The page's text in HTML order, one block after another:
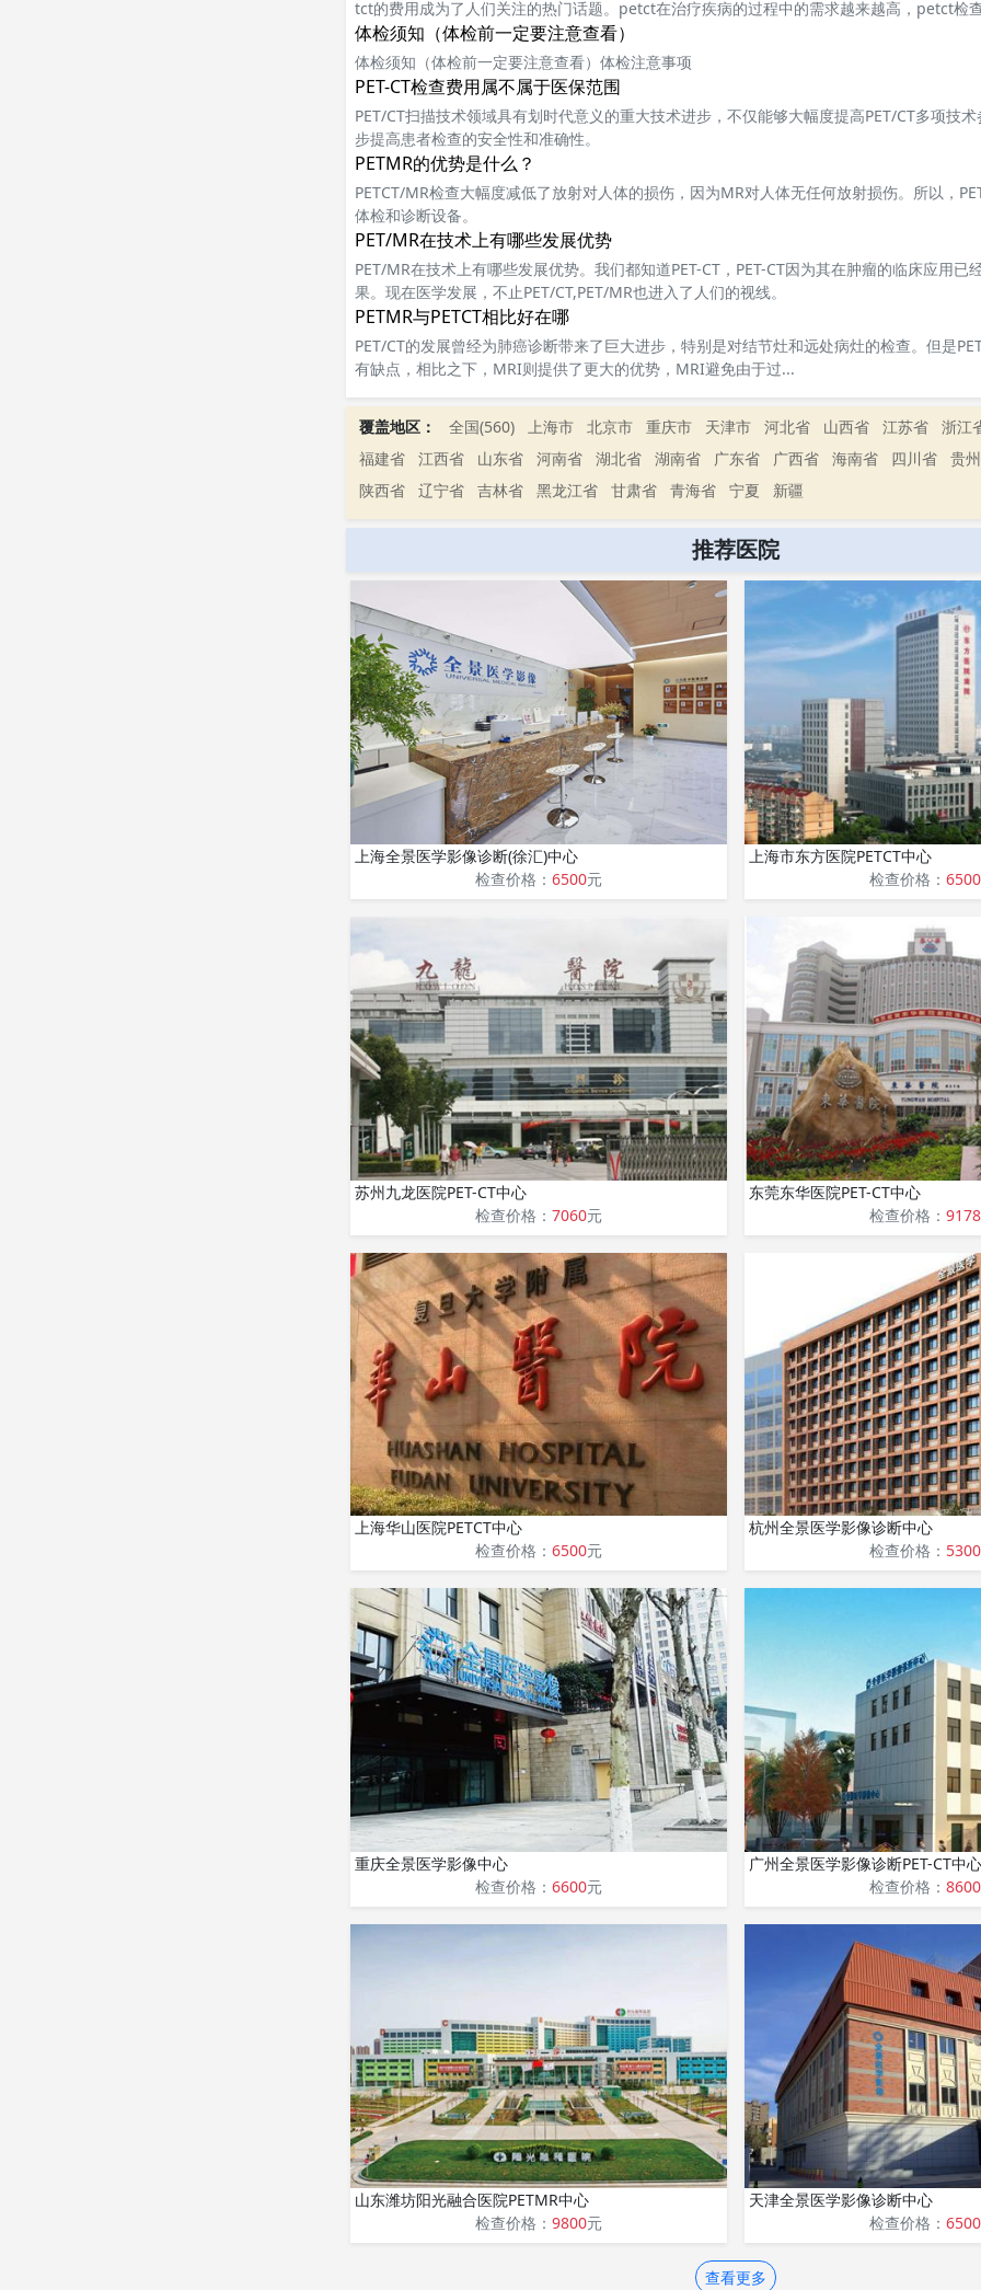
tct的费用成为了人们关注的热门话题。petct在治疗疾病的过程中的需求越来越高，petct检
价格因地域、医院、设备、医生等不同，而有所差异
体检须知（体检前一定要注意查看）
体检须知（体检前一定要注意查看）体检注意事项
PET-CT检查费用属不属于医保范围
PET/CT扫描技术领域具有划时代意义的重大技术进步，不仅能够大幅度提高PET/CT多项技
步提高患者检查的安全性和准确性。
PETMR的优势是什么？
PETCT/MR检查大幅度减低了放射对人体的损伤，因为MR对人体无任何放射损伤。所以，
体检和诊断设备。
PET/MR在技术上有哪些发展优势
PET/MR在技术上有哪些发展优势。我们都知道PET-CT，PET-CT因为其在肿瘤的临床应用已
果。现在医学发展，不止PET/CT,PET/MR也进入了人们的视线。
PETMR与PETCT相比好在哪
PET/CT的发展曾经为肺癌诊断带来了巨大进步，特别是对结节灶和远处病灶的检查。但是
有缺点，相比之下，MRI则提供了更大的优势，MRI避免由于过...
覆盖地区： 全国(560) 上海市 北京市 重庆市 天津市 河北省 山西省 江苏省
浙江
福建省
江西省 山东省 河南省 湖北省 湖南省 广东省 广西省 海南省 四川省
贵
陕西省
辽宁省 吉林省 黑龙江省 甘肃省 青海省 宁夏 新疆
推荐医院
上海全景医学影像诊断(徐汇)中心
检查价格： 6500元
上海市东方医院PETCT中心
检查价格： 6500
苏州九龙医院PET-CT中心
检查价格： 7060元
东莞东华医院PET-CT中心
检查价格： 9178
上海华山医院PETCT中心
检查价格： 6500元
杭州全景医学影像诊断中心
检查价格： 5300
重庆全景医学影像中心
检查价格： 6600元
广州全景医学影像诊断PET-CT中心
检查价格： 8600
山东潍坊阳光融合医院PETMR中心
检查价格： 9800元
天津全景医学影像诊断中心
检查价格： 6500
查看更多